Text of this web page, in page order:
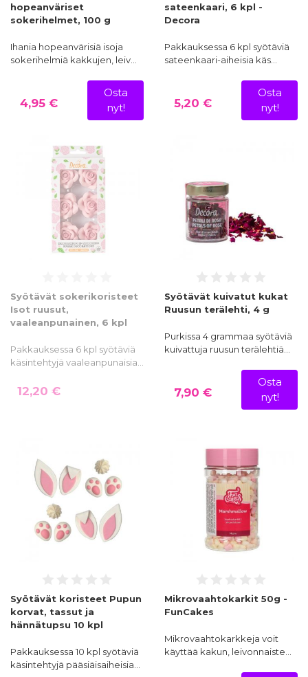
hopeanväriset
sokerihelmet, 100 g
Ihania hopeanvärisiä isoja
sokerihelmiä kakkujen, leiv…
4,95 €
Osta
nyt!
sateenkaari, 6 kpl -
Decora
Pakkauksessa 6 kpl syötäviä
sateenkaari-aiheisia käs…
5,20 €
Osta
nyt!
Syötävät sokerikoristeet
Isot ruusut,
vaaleanpunainen, 6 kpl
Pakkauksessa 6 kpl syötäviä
käsintehtyjä vaaleanpunaisia…
12,20 €
Syötävät kuivatut kukat
Ruusun terälehti, 4 g
Purkissa 4 grammaa syötäviä
kuivattuja ruusun terälehtiä…
7,90 €
Osta
nyt!
Syötävät koristeet Pupun
korvat, tassut ja
hännätupsu 10 kpl
Pakkauksessa 10 kpl syötäviä
käsintehtyjä pääsiäisaiheisia…
Mikrovaahtokarkit 50g -
FunCakes
Mikrovaahtokarkkeja voit
käyttää kakun, leivonnaiste…